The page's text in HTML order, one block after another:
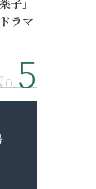
子」
ラマ